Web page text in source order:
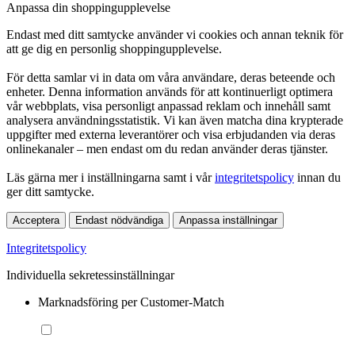
Anpassa din shoppingupplevelse
Endast med ditt samtycke använder vi cookies och annan teknik för
att ge dig en personlig shoppingupplevelse.
För detta samlar vi in data om våra användare, deras beteende och
enheter. Denna information används för att kontinuerligt optimera
vår webbplats, visa personligt anpassad reklam och innehåll samt
analysera användningsstatistik. Vi kan även matcha dina krypterade
uppgifter med externa leverantörer och visa erbjudanden via deras
onlinekanaler – men endast om du redan använder deras tjänster.
Läs gärna mer i inställningarna samt i vårintegritetspolicy innan du
ger ditt samtycke.
Acceptera Endast nödvändiga Anpassa inställningar
Integritetspolicy
Individuella sekretessinställningar
Marknadsföring per Customer-Match